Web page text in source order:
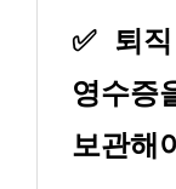
✅
퇴
영수증
보관해